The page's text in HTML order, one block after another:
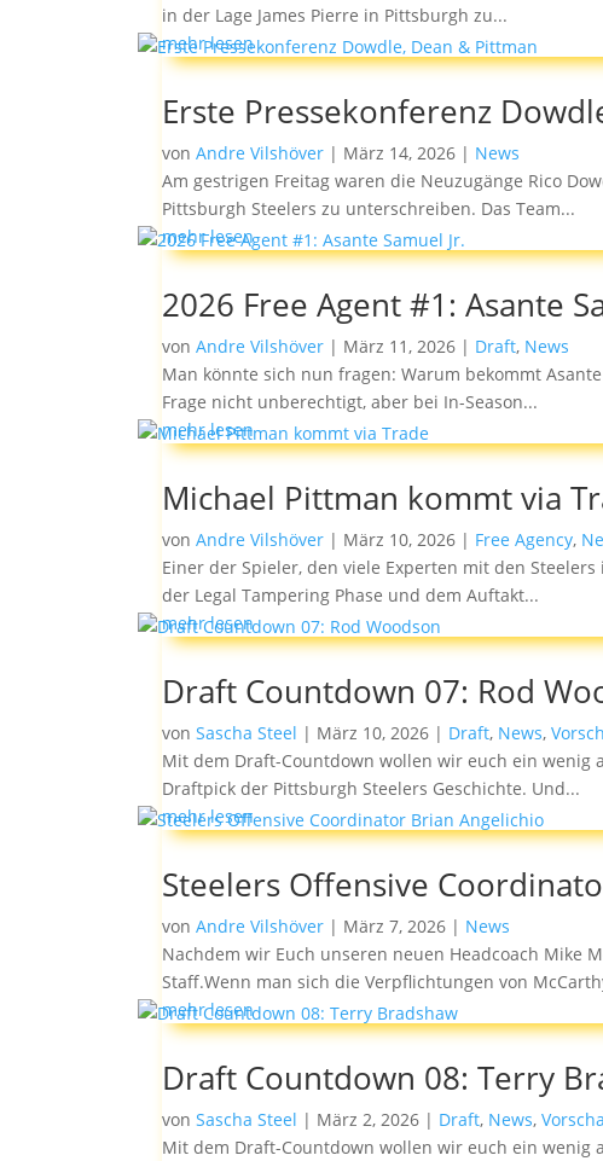
in der Lage James Pierre in Pittsburgh zu...
mehr lesen
Erste Pressekonferenz
vonAndre Vilshöver | März 14, 2026 | News
Am gestrigen Freitag waren die Neuzugänge Rico
Pittsburgh Steelers zu unterschreiben. Das Team...
mehr lesen
2026 Free Agent #1: Asante
vonAndre Vilshöver | März 11, 2026 | Draft, News
Man könnte sich nun fragen: Warum bekommt
Frage nicht unberechtigt, aber bei In-Season...
mehr lesen
Michael Pittman kommt via
vonAndre Vilshöver | März 10, 2026 | Free Agency,
Einer der Spieler, den viele Experten mit den
der Legal Tampering Phase und dem Auftakt...
mehr lesen
Draft Countdown 07: Rod
vonSascha Steel | März 10, 2026 | Draft, News,
Mit dem Draft-Countdown wollen wir euch ein wenig
Draftpick der Pittsburgh Steelers Geschichte. Und...
mehr lesen
Steelers Offensive
vonAndre Vilshöver | März 7, 2026 | News
Nachdem wir Euch unseren neuen Headcoach Mike
Staff.Wenn man sich die Verpflichtungen von
mehr lesen
Draft Countdown 08: Terry
vonSascha Steel | März 2, 2026 | Draft, News,
Mit dem Draft-Countdown wollen wir euch ein wenig